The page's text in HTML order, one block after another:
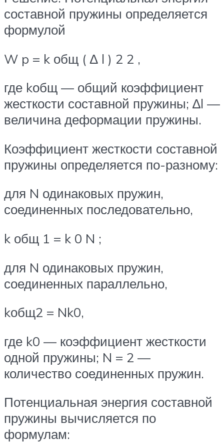
составной пружины определяется
формулой
W p = k общ ( Δ l ) 2 2 ,
где kобщ — общий коэффициент
жесткости составной пружины; ∆l —
величина деформации пружины.
Коэффициент жесткости составной
пружины определяется по-разному:
для N одинаковых пружин,
соединенных последовательно,
k общ 1 = k 0 N ;
для N одинаковых пружин,
соединенных параллельно,
kобщ2 = Nk0,
где k0 — коэффициент жесткости
одной пружины; N = 2 —
количество соединенных пружин.
Потенциальная энергия составной
пружины вычисляется по
формулам: